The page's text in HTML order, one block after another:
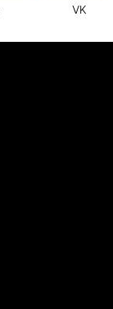
VK